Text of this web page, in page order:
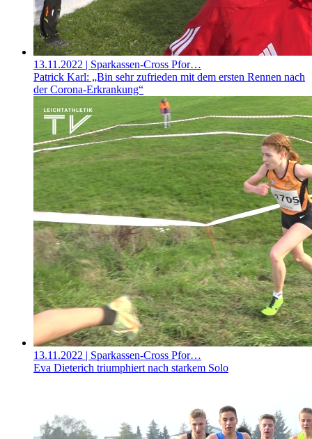
13.11.2022 | Sparkassen-Cross Pfor…
Patrick Karl: „Bin sehr zufrieden mit dem ersten Rennen nach
der Corona-Erkrankung“
13.11.2022 | Sparkassen-Cross Pfor…
Eva Dieterich triumphiert nach starkem Solo